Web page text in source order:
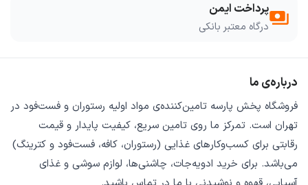
paymentsپرداخت ایمن
درگاه معتبر بانکی
درباره‌ی ما
فروشگاه پخش پارسه تامین‌کننده‌ی مواد اولیه رستوران و فست‌فود در
تهران است. تمرکز ما روی تامین سریع، کیفیت پایدار و قیمت
رقابتی برای کسب‌وکارهای غذایی (رستوران، کافه، فست‌فود و کترینگ)
می‌باشد. برای خرید ادویه‌جات، چاشنی‌ها، لوازم سوشی و غذای